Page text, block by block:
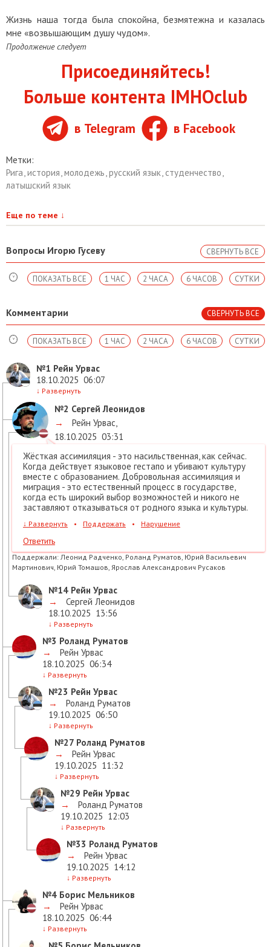
Жизнь наша тогда была спокойна, безмятежна и казалась
мне «возвышающим душу чудом».
Продолжение следует
Присоединяйтесь!
Больше контента IMHOclub
в Telegram в Facebook
Метки:
Рига,история,молодежь,русский язык, студенчество,
латышский язык
Еще по теме ↓
Вопросы Игорю Гусеву СВЕРНУТЬ ВСЕ
СУТКИ
6 ЧАСОВ
2 ЧАСА
1 ЧАС
ПОКАЗАТЬ ВСЕ
Комментарии СВЕРНУТЬ ВСЕ
СУТКИ
6 ЧАСОВ
2 ЧАСА
1 ЧАС
ПОКАЗАТЬ ВСЕ
№1 Рейн Урвас
18.10.2025 06:07
↓ Развернуть
№2 Сергей Леонидов
→
Рейн Урвас,
18.10.2025 03:31
Жёсткая ассимиляция - это насильственная, как сейчас.
Когда действует языковое гестапо и убивают культуру
вместе с образованием. Добровольная ассимиляция и
миграция - это естественный процесс в государстве,
когда есть широкий выбор возможностей и никого не
заставляют отказываться от родного языка и культуры.
↓ Развернуть • Поддержать • Нарушение
Ответить
Поддержали: Леонид Радченко, Роланд Руматов, Юрий Васильевич
Мартинович, Юрий Томашов, Ярослав Александрович Русаков
№14 Рейн Урвас
→
Сергей Леонидов
18.10.2025 13:56
↓ Развернуть
№3 Роланд Руматов
→
Рейн Урвас
18.10.2025 06:34
↓ Развернуть
№23 Рейн Урвас
→
Роланд Руматов
19.10.2025 06:50
↓ Развернуть
№27 Роланд Руматов
→
Рейн Урвас
19.10.2025 11:32
↓ Развернуть
№29 Рейн Урвас
→
Роланд Руматов
19.10.2025 12:03
↓ Развернуть
№33 Роланд Руматов
→
Рейн Урвас
19.10.2025 14:12
↓ Развернуть
№4 Борис Мельников
→
Рейн Урвас
18.10.2025 06:44
↓ Развернуть